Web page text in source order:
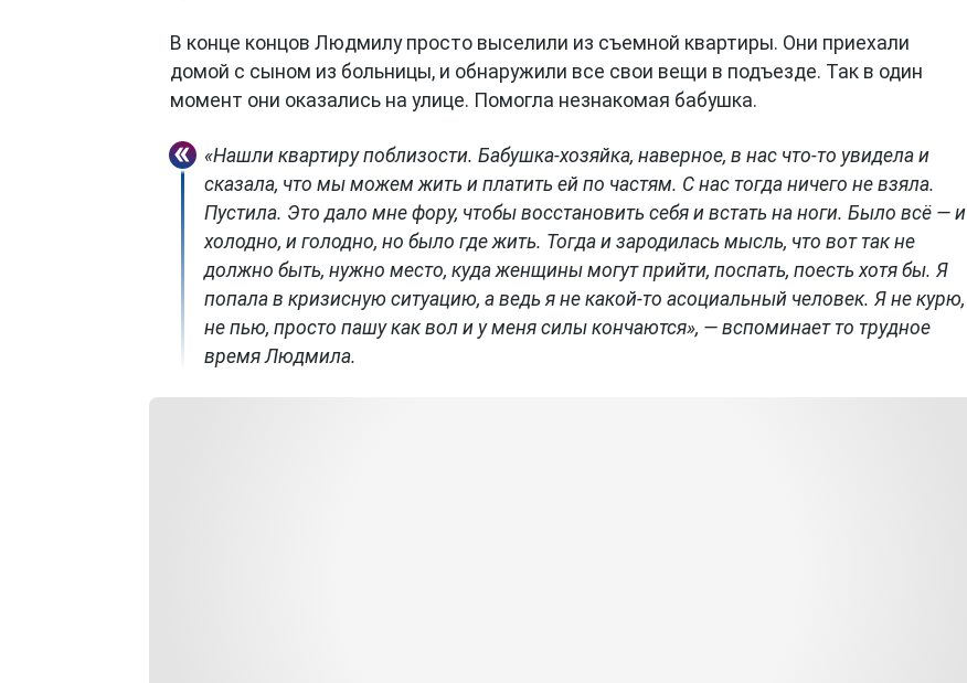
В конце концов Людмилу просто выселили из съемной квартиры. Они приехали
домой с сыном из больницы, и обнаружили все свои вещи в подъезде. Так в один
момент они оказались на улице. Помогла незнакомая бабушка.
«Нашли квартиру поблизости. Бабушка-хозяйка, наверное, в нас что-то увидела и
сказала, что мы можем жить и платить ей по частям. С нас тогда ничего не взяла.
Пустила. Это дало мне фору, чтобы восстановить себя и встать на ноги. Было всё — и
холодно, и голодно, но было где жить. Тогда и зародилась мысль, что вот так не
должно быть, нужно место, куда женщины могут прийти, поспать, поесть хотя бы. Я
попала в кризисную ситуацию, а ведь я не какой-то асоциальный человек. Я не курю,
не пью, просто пашу как вол и у меня силы кончаются», — вспоминает то трудное
время Людмила.